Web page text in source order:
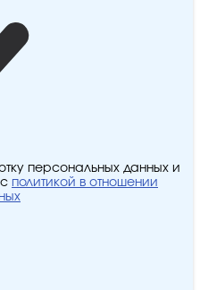
персональных данных и
политикой в отношении